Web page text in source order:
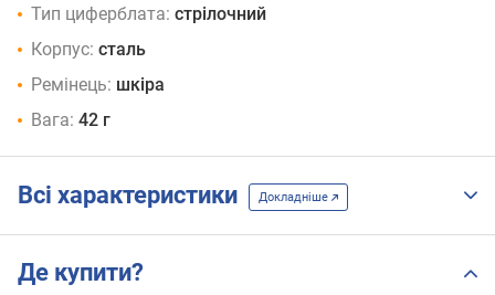
Тип циферблата: стрілочний
Корпус: сталь
Ремінець: шкіра
Вага: 42 г
Всі характеристики Докладніше
Де купити?